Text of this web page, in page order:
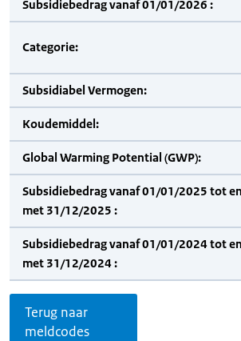
Subsidiebedrag vanaf 01/01/2026 :
Categorie:
Subsidiabel Vermogen:
Koudemiddel:
Global Warming Potential (GWP):
Subsidiebedrag vanaf 01/01/2025 tot en
met 31/12/2025 :
Subsidiebedrag vanaf 01/01/2024 tot en
met 31/12/2024 :
Terug naar
meldcodes